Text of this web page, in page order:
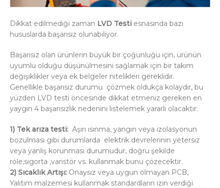
Dikkat edilmediği zaman LVD Testi esnasında bazı
hususlarda başarısız olunabiliyor.
Başarısız olan ürünlerin büyük bir çoğunluğu için, ürünün
uyumlu olduğu düşünülmesini sağlamak için bir takım
değişiklikler veya ek belgeler nitelikleri gereklidir.
Genellikle başarısız durumu çözmek oldukça kolaydır, bu
yüzden LVD testi öncesinde dikkat etmeniz gereken en
yaygın 4 başarısızlık nedenini listelemek yararlı olacaktır:
1) Tek arıza testi: Aşırı ısınma, yangın veya izolasyonun
bozulması gibi durumlarda elektrik devrelerinin yetersiz
veya yanlış korunması durumudur, doğru şekilde
röle,sigorta ,varistör vs. kullanmak bunu çözecektir.
2) Sıcaklık Artışı: Onaysız veya uygun olmayan PCB,
Yalıtım malzemesi kullanmak standardların izin verdiği